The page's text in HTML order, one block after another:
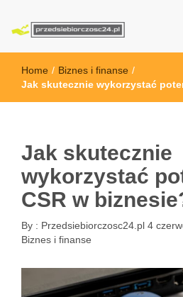
Home / Biznes i finanse /
Jak skutecznie wykorzystać
Jak skutecznie
wykorzystać
CSR w
By : Przedsiebiorczosc24.pl 4
Biznes i finanse